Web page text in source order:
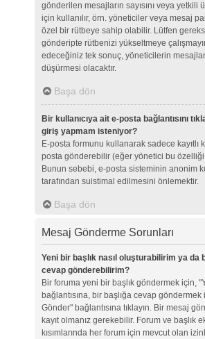
gönderilen mesajların sayısını veya yetkili
için kullanılır, örn. yöneticiler veya mesaj
özel bir rütbeye sahip olabilir. Lütfen
gönderipte rütbenizi yükseltmeye
edeceğiniz tek sonuç, yöneticilerin
düşürmesi olacaktır.
Başa dön
Bir kullanıcıya ait e-posta bağlantısını
giriş yapmam isteniyor?
E-posta formunu kullanarak sadece kayıtlı
posta gönderebilir (eğer yönetici bu
Bunun sebebi, e-posta sisteminin anonim
tarafından suistimal edilmesini önlemektir.
Başa dön
Mesaj Gönderme Sorunları
Yeni bir başlık nasıl oluşturabilirim ya da
cevap gönderebilirim?
Bir foruma yeni bir başlık göndermek için,
bağlantısına, bir başlığa cevap
Gönder" bağlantısına tıklayın. Bir mesaj
kayıt olmanız gerekebilir. Forum ve başlık
kısımlarında her forum için mevcut olan